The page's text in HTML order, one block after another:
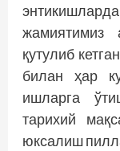
жамиятимиз
қутулиб
билан ҳар
ишларга
тарихий
юксалиш